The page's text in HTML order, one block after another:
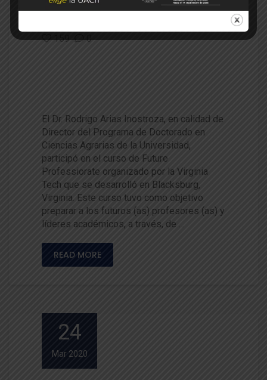
Doctorado en Ciencias Agrarias
159
0
El Dr. Rodrigo Arias Inostroza, en calidad de
Director del Programa de Doctorado en
Ciencias Agrarias de la Universidad,
participó en el curso de Future
Professiorate organizado por la Virginia
Tech que se desarrolló en Blacksburg,
Virginia. Este curso tuvo como objetivo
preparar a los futuros (as) profesores (as) y
líderes académicos, a través, de …
READ MORE
24
Mar 2020